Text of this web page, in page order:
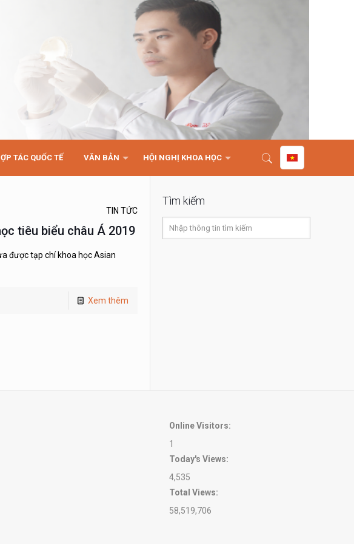
TÁC QUỐC TẾ VĂN BẢN HỘI NGHỊ KHOA HỌC
TIN TỨC
tiêu biểu châu Á 2019
được tạp chí khoa học Asian
Xem thêm
Tìm kiếm
Online Visitors:
1
Today's Views:
4,535
Total Views:
58,519,706